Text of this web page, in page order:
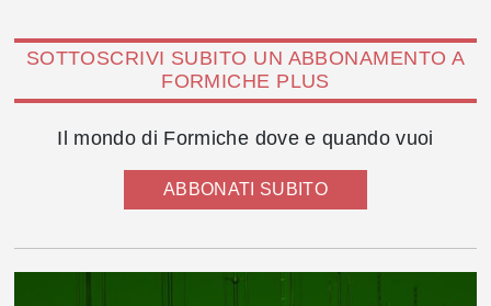
SOTTOSCRIVI SUBITO UN ABBONAMENTO A
FORMICHE PLUS
Il mondo di Formiche dove e quando vuoi
ABBONATI SUBITO